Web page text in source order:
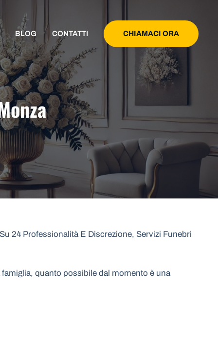
BLOG CONTATTI CHIAMACI ORA
24 Professionalità E Discrezione, Servizi Funebri
quanto possibile dal momento è una